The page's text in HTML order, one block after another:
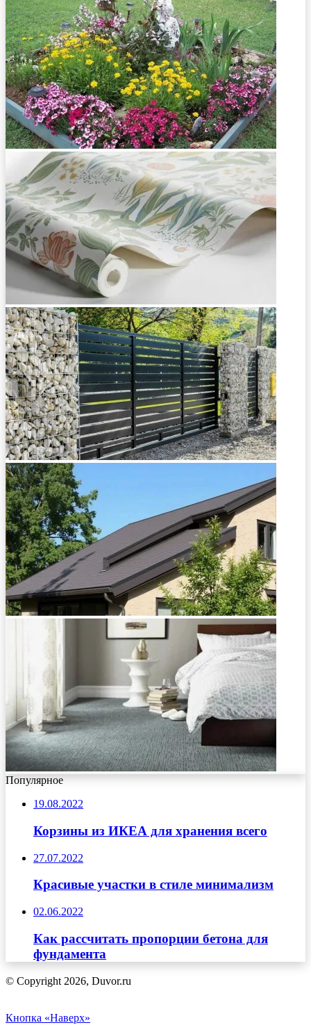
Популярное
19.08.2022
Корзины из ИКЕА для хранения всего
27.07.2022
Красивые участки в стиле минимализм
02.06.2022
Как рассчитать пропорции бетона для
фундамента
© Copyright 2026, Duvor.ru
Кнопка «Наверх»